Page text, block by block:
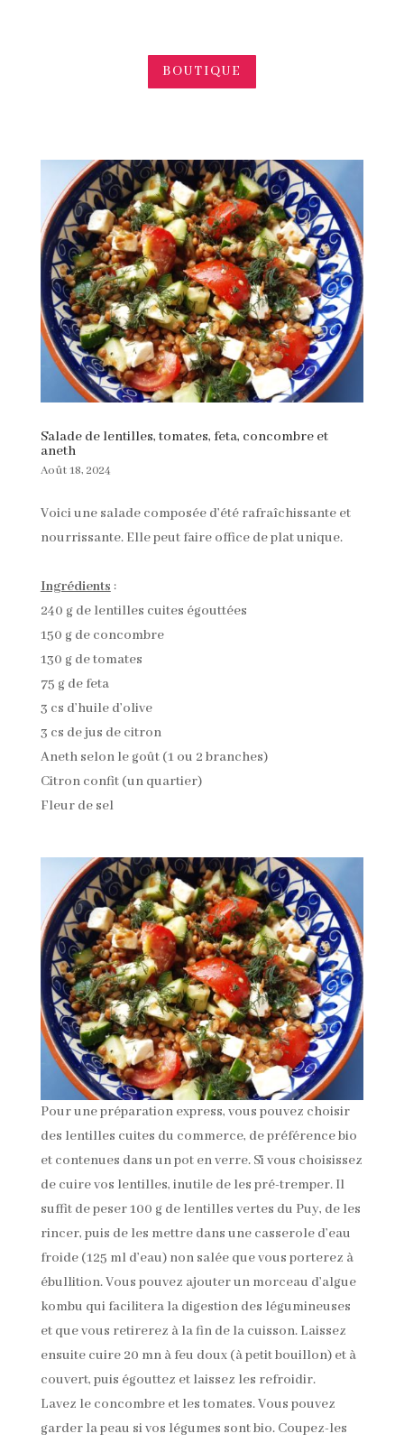
BOUTIQUE
Salade de lentilles, tomates, feta, concombre et
aneth
Août 18, 2024
Voici une salade composée d’été rafraîchissante et
nourrissante. Elle peut faire office de plat unique.
Ingrédients :
240 g de lentilles cuites égouttées
150 g de concombre
130 g de tomates
75 g de feta
3 cs d’huile d’olive
3 cs de jus de citron
Aneth selon le goût (1 ou 2 branches)
Citron confit (un quartier)
Fleur de sel
Pour une préparation express, vous pouvez choisir
des lentilles cuites du commerce, de préférence bio
et contenues dans un pot en verre. Si vous choisissez
de cuire vos lentilles, inutile de les pré-tremper. Il
suffit de peser 100 g de lentilles vertes du Puy, de les
rincer, puis de les mettre dans une casserole d’eau
froide (125 ml d’eau) non salée que vous porterez à
ébullition. Vous pouvez ajouter un morceau d’algue
kombu qui facilitera la digestion des légumineuses
et que vous retirerez à la fin de la cuisson. Laissez
ensuite cuire 20 mn à feu doux (à petit bouillon) et à
couvert, puis égouttez et laissez les refroidir.
Lavez le concombre et les tomates. Vous pouvez
garder la peau si vos légumes sont bio. Coupez-les